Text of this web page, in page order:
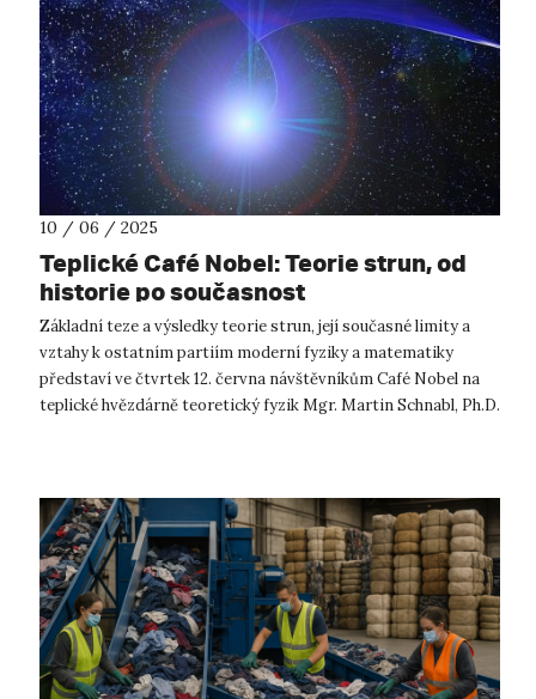
10 / 06 / 2025
Teplické Café Nobel: Teorie strun, od
historie po současnost
Základní teze a výsledky teorie strun, její současné limity a
vztahy k ostatním partiím moderní fyziky a matematiky
představí ve čtvrtek 12. června návštěvníkům Café Nobel na
teplické hvězdárně teoretický fyzik Mgr. Martin Schnabl, Ph.D.